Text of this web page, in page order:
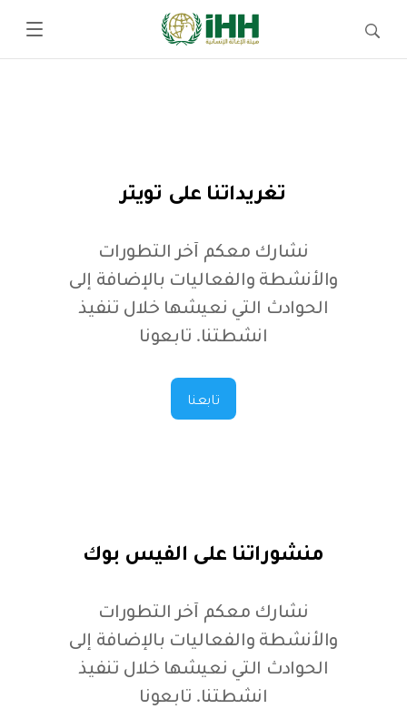
تغريداتنا على تويتر
نشارك معكم آخر التطورات
والأنشطة والفعاليات بالإضافة إلى
الحوادث التي نعيشها خلال تنفيذ
انشطتنا. تابعونا
تابعنا
منشوراتنا على الفيس بوك
نشارك معكم آخر التطورات
والأنشطة والفعاليات بالإضافة إلى
الحوادث التي نعيشها خلال تنفيذ
انشطتنا. تابعونا